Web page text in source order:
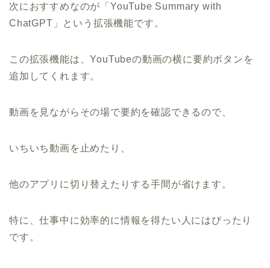
次におすすめなのが「YouTube Summary with
ChatGPT」という拡張機能です。
この拡張機能は、YouTubeの動画の横に要約ボタンを
追加してくれます。
動画を見ながらその場で要約を確認できるので、
いちいち動画を止めたり、
他のアプリに切り替えたりする手間が省けます。
特に、仕事中に効率的に情報を得たい人にはぴったり
です。